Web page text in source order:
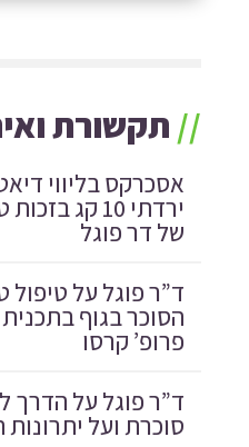
//תקשורת
אסכרקס בליווי
ירדתי 10 קג
של דר פוגל
ד”ר פוגל על טיפול
הסוכר בגוף
פרופ’ קרסו
ד”ר פוגל על הדרך
סוכרת ועל